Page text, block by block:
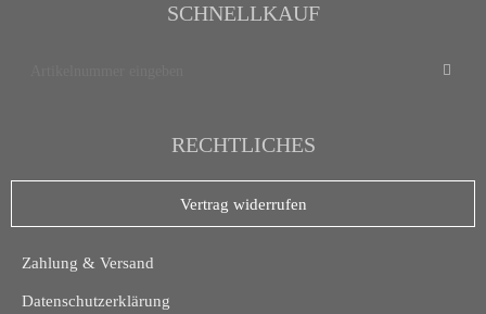
SCHNELLKAUF
RECHTLICHES
Vertrag widerrufen
Zahlung & Versand
Datenschutzerklärung